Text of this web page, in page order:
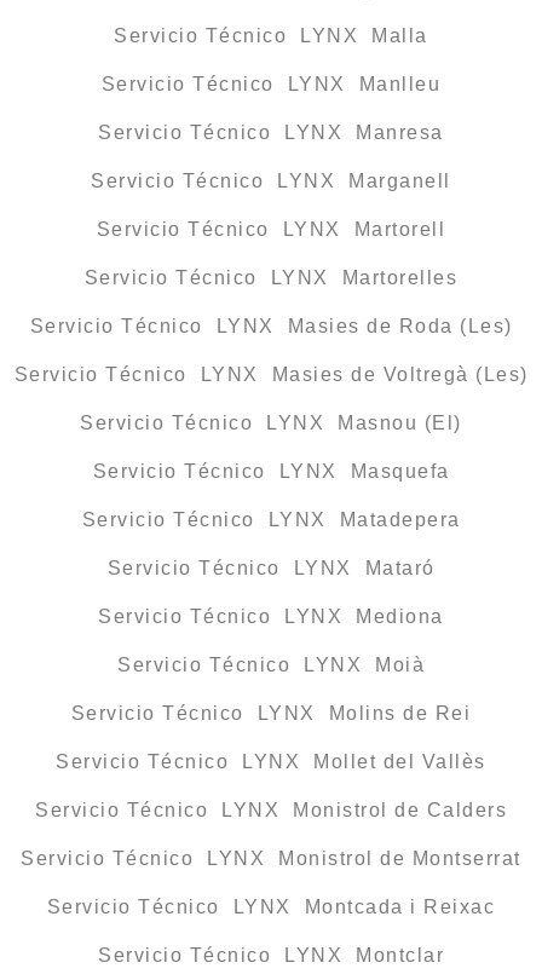
Servicio Técnico LYNX Malla
Servicio Técnico LYNX Manlleu
Servicio Técnico LYNX Manresa
Servicio Técnico LYNX Marganell
Servicio Técnico LYNX Martorell
Servicio Técnico LYNX Martorelles
Servicio Técnico LYNX Masies de Roda (Les)
Servicio Técnico LYNX Masies de Voltregà (Les)
Servicio Técnico LYNX Masnou (El)
Servicio Técnico LYNX Masquefa
Servicio Técnico LYNX Matadepera
Servicio Técnico LYNX Mataró
Servicio Técnico LYNX Mediona
Servicio Técnico LYNX Moià
Servicio Técnico LYNX Molins de Rei
Servicio Técnico LYNX Mollet del Vallès
Servicio Técnico LYNX Monistrol de Calders
Servicio Técnico LYNX Monistrol de Montserrat
Servicio Técnico LYNX Montcada i Reixac
Servicio Técnico LYNX Montclar